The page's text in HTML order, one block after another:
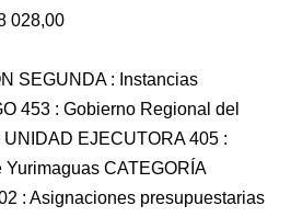
028,00
SEGUNDA : Instancias
453 : Gobierno Regional del
EJECUTORA 405 :
CATEGORÍA
: Asignaciones presupuestarias